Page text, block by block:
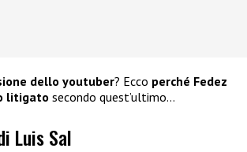
dello youtuber? Ecco perché Fedez
litigato secondo quest’ultimo…
Luis Sal